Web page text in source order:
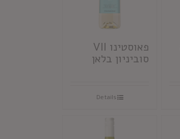
פאוסטינו VII
סוביניון בלאן
Details